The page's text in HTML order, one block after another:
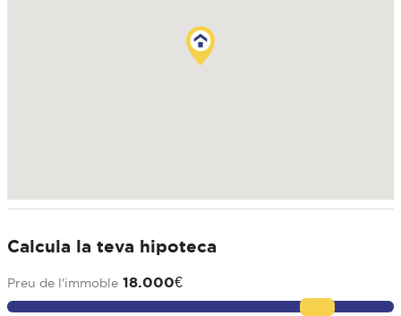
Calcula la teva hipoteca
Preu de l'immoble 18.000€